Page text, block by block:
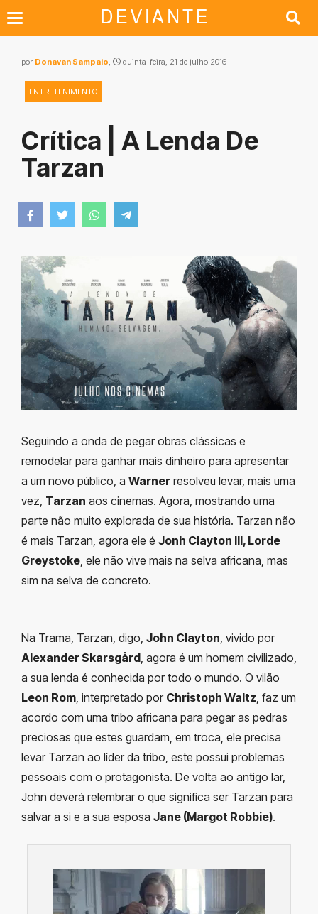
por Donavan Sampaio, quinta-feira, 21 de julho 2016
ENTRETENIMENTO
Crítica | A Lenda De
Tarzan
Seguindo a onda de pegar obras clássicas e
remodelar para ganhar mais dinheiro para apresentar
a um novo público, a Warner resolveu levar, mais uma
vez, Tarzan aos cinemas. Agora, mostrando uma
parte não muito explorada de sua história. Tarzan não
é mais Tarzan, agora ele é Jonh Clayton III, Lorde
Greystoke, ele não vive mais na selva africana, mas
sim na selva de concreto.
Na Trama, Tarzan, digo, John Clayton, vivido por
Alexander Skarsgård, agora é um homem civilizado,
a sua lenda é conhecida por todo o mundo. O vilão
Leon Rom, interpretado por Christoph Waltz, faz um
acordo com uma tribo africana para pegar as pedras
preciosas que estes guardam, em troca, ele precisa
levar Tarzan ao líder da tribo, este possui problemas
pessoais com o protagonista. De volta ao antigo lar,
John deverá relembrar o que significa ser Tarzan para
salvar a si e a sua esposa Jane (Margot Robbie).